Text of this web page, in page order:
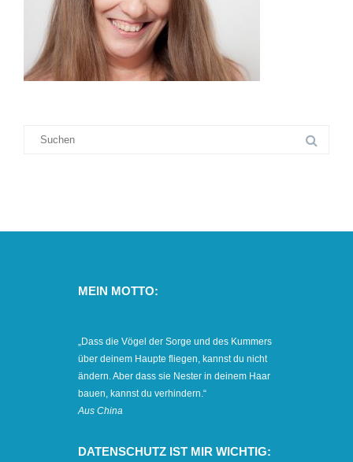
MEIN MOTTO:
„Dass die Vögel der Sorge und des Kummers
über deinem Haupte fliegen, kannst du nicht
ändern. Aber dass sie Nester in deinem Haar
bauen, kannst du verhindern.“
Aus China
DATENSCHUTZ IST MIR WICHTIG: